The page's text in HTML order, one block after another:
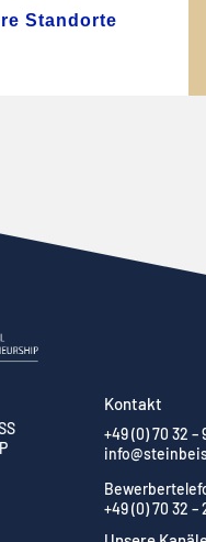
Standorte
Kontakt
+49 (0) 70 32 –
+49 (0) 70 32 –